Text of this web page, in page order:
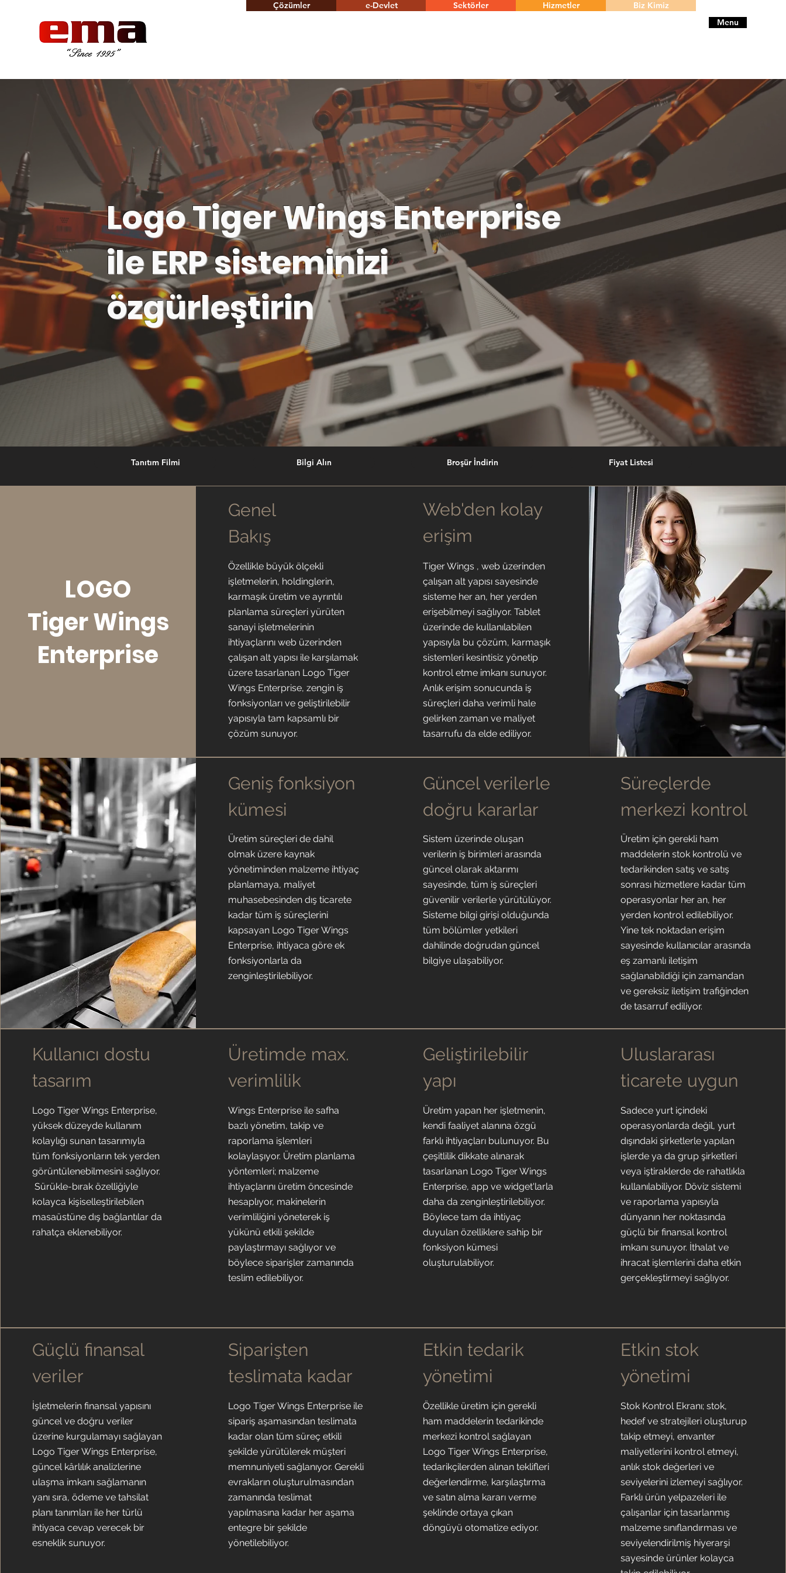
Çözümler e-Devlet Sektörler Hizmetler
Biz Kimiz
Menu
Logo Tiger Wings Enterprise
ile ERP sisteminizi
özgürleştirin
Tanıtım Filmi Bilgi Alın Broşür İndirin Fiyat Listesi
LOGO
Tiger Wings
Enterprise
Genel
Bakış
Özellikle büyük ölçekli
işletmelerin, holdinglerin,
karmaşık üretim ve ayrıntılı
planlama süreçleri yürüten
sanayi işletmelerinin
ihtiyaçlarını web üzerinden
çalışan alt yapısı ile karşılamak
üzere tasarlanan Logo Tiger
Wings Enterprise, zengin iş
fonksiyonları ve geliştirilebilir
yapısıyla tam kapsamlı bir
çözüm sunuyor.
Web'den kolay
erişim
Tiger Wings , web üzerinden
çalışan alt yapısı sayesinde
sisteme her an, her yerden
erişebilmeyi sağlıyor. Tablet
üzerinde de kullanılabilen
yapısıyla bu çözüm, karmaşık
sistemleri kesintisiz yönetip
kontrol etme imkanı sunuyor.
Anlık erişim sonucunda iş
süreçleri daha verimli hale
gelirken zaman ve maliyet
tasarrufu da elde ediliyor.
Geniş fonksiyon
kümesi
Üretim süreçleri de dahil
olmak üzere kaynak
yönetiminden malzeme ihtiyaç
planlamaya, maliyet
muhasebesinden dış ticarete
kadar tüm iş süreçlerini
kapsayan Logo Tiger Wings
Enterprise, ihtiyaca göre ek
fonksiyonlarla da
zenginleştirilebiliyor.
Güncel verilerle
doğru kararlar
Sistem üzerinde oluşan
verilerin iş birimleri arasında
güncel olarak aktarımı
sayesinde, tüm iş süreçleri
güvenilir verilerle yürütülüyor.
Sisteme bilgi girişi olduğunda
tüm bölümler yetkileri
dahilinde doğrudan güncel
bilgiye ulaşabiliyor.
Süreçlerde
merkezi kontrol
Üretim için gerekli ham
maddelerin stok kontrolü ve
tedarikinden satış ve satış
sonrası hizmetlere kadar tüm
operasyonlar her an, her
yerden kontrol edilebiliyor.
Yine tek noktadan erişim
sayesinde kullanıcılar arasında
eş zamanlı iletişim
sağlanabildiği için zamandan
ve gereksiz iletişim trafiğinden
de tasarruf ediliyor.
Kullanıcı dostu
tasarım
Logo Tiger Wings Enterprise,
yüksek düzeyde kullanım
kolaylığı sunan tasarımıyla
tüm fonksiyonların tek yerden
görüntülenebilmesini sağlıyor.
Sürükle-bırak özelliğiyle
kolayca kişiselleştirilebilen
masaüstüne dış bağlantılar da
rahatça eklenebiliyor.
Üretimde max.
verimlilik
Wings Enterprise ile safha
bazlı yönetim, takip ve
raporlama işlemleri
kolaylaşıyor. Üretim planlama
yöntemleri; malzeme
ihtiyaçlarını üretim öncesinde
hesaplıyor, makinelerin
verimliliğini yöneterek iş
yükünü etkili şekilde
paylaştırmayı sağlıyor ve
böylece siparişler zamanında
teslim edilebiliyor.
Geliştirilebilir
yapı
Üretim yapan her işletmenin,
kendi faaliyet alanına özgü
farklı ihtiyaçları bulunuyor. Bu
çeşitlilik dikkate alınarak
tasarlanan Logo Tiger Wings
Enterprise, app ve widget'larla
daha da zenginleştirilebiliyor.
Böylece tam da ihtiyaç
duyulan özelliklere sahip bir
fonksiyon kümesi
oluşturulabiliyor.
Uluslararası
ticarete uygun
Sadece yurt içindeki
operasyonlarda değil, yurt
dışındaki şirketlerle yapılan
işlerde ya da grup şirketleri
veya iştiraklerde de rahatlıkla
kullanılabiliyor. Döviz sistemi
ve raporlama yapısıyla
dünyanın her noktasında
güçlü bir finansal kontrol
imkanı sunuyor. İthalat ve
ihracat işlemlerini daha etkin
gerçekleştirmeyi sağlıyor.
Güçlü finansal
veriler
İşletmelerin finansal yapısını
güncel ve doğru veriler
üzerine kurgulamayı sağlayan
Logo Tiger Wings Enterprise,
güncel kârlılık analizlerine
ulaşma imkanı sağlamanın
yanı sıra, ödeme ve tahsilat
planı tanımları ile her türlü
ihtiyaca cevap verecek bir
esneklik sunuyor.
Siparişten
teslimata kadar
Logo Tiger Wings Enterprise ile
sipariş aşamasından teslimata
kadar olan tüm süreç etkili
şekilde yürütülerek müşteri
memnuniyeti sağlanıyor. Gerekli
evrakların oluşturulmasından
zamanında teslimat
yapılmasına kadar her aşama
entegre bir şekilde
yönetilebiliyor.
Etkin tedarik
yönetimi
Özellikle üretim için gerekli
ham maddelerin tedarikinde
merkezi kontrol sağlayan
Logo Tiger Wings Enterprise,
tedarikçilerden alınan teklifleri
değerlendirme, karşılaştırma
ve satın alma kararı verme
şeklinde ortaya çıkan
döngüyü otomatize ediyor.
Etkin stok
yönetimi
Stok Kontrol Ekranı; stok,
hedef ve stratejileri oluşturup
takip etmeyi, envanter
maliyetlerini kontrol etmeyi,
anlık stok değerleri ve
seviyelerini izlemeyi sağlıyor.
Farklı ürün yelpazeleri ile
çalışanlar için tasarlanmış
malzeme sınıflandırması ve
seviyelendirilmiş hiyerarşi
sayesinde ürünler kolayca